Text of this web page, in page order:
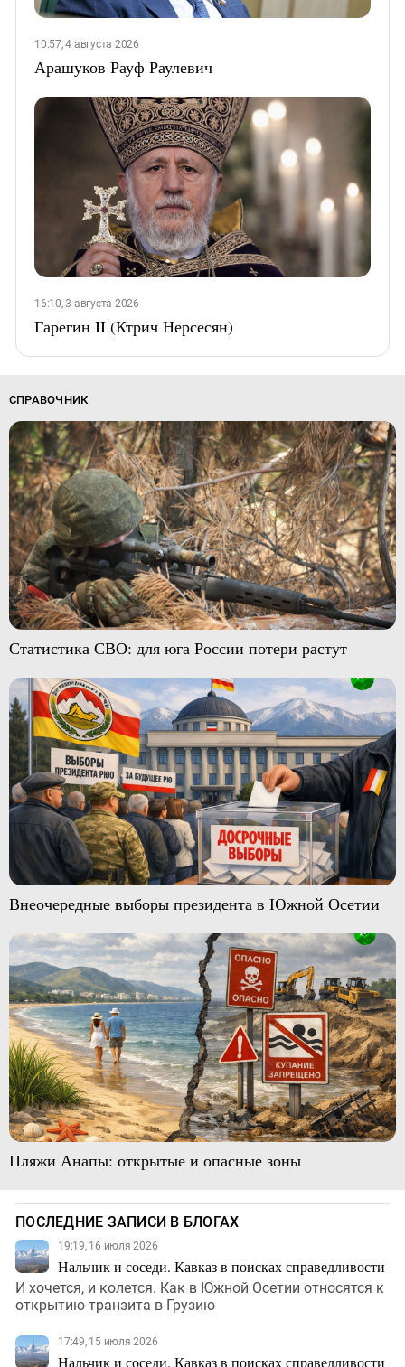
10:57, 4 августа 2026
Арашуков Рауф Раулевич
16:10, 3 августа 2026
Гарегин II (Ктрич Нерсесян)
СПРАВОЧНИК
Статистика СВО: для юга России потери растут
Внеочередные выборы президента в Южной Осетии
Пляжи Анапы: открытые и опасные зоны
ПОСЛЕДНИЕ ЗАПИСИ В БЛОГАХ
19:19, 16 июля 2026
Нальчик и соседи. Кавказ в поисках справедливости
И хочется, и колется. Как в Южной Осетии относятся к
открытию транзита в Грузию
17:49, 15 июля 2026
Нальчик и соседи. Кавказ в поисках справедливости